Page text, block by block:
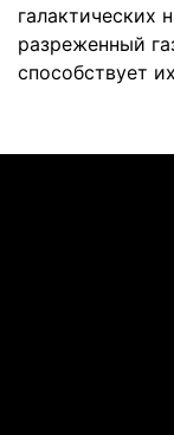
галактических
разреженный
способствует